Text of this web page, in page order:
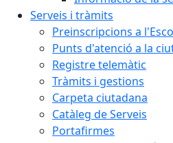
Serveis i tràmits
Preinscripcions a
Punts d'atenció a la
Registre telemàtic
Tràmits i gestions
Carpeta ciutadana
Catàleg de Serveis
Portafirmes